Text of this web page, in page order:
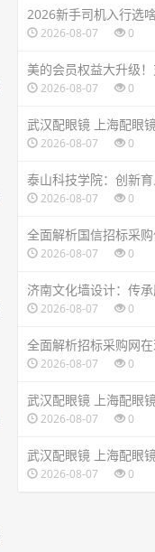
2026新手司机入行选
2026-08-07 0
美的会员权益大升级
2026-08-07 0
武汉配眼镜 上海配眼
2026-08-07 0
泰山科技学院：创新
2026-08-07 0
全面解析国信招标采
2026-08-07 0
济南文化墙设计：传
2026-08-07 0
全面解析招标采购网
2026-08-07 0
武汉配眼镜 上海配眼
2026-08-07 0
武汉配眼镜 上海配眼
2026-08-07 0